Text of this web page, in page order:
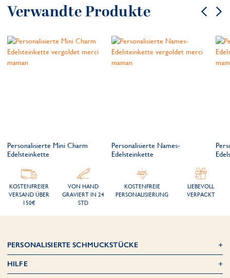
Verwandte Produkte
Personalisierte Mini Charm
Edelsteinkette
Personalisierte Names-
Edelsteinkette
KOSTENFREIER
VERSAND ÜBER
150€
VON HAND
GRAVIERT IN 24
STD
KOSTENFREIE
PERSONALISIERUNG
LIEBEVOLL
VERPACKT
PERSONALISIERTE SCHMUCKSTÜCKE
HILFE